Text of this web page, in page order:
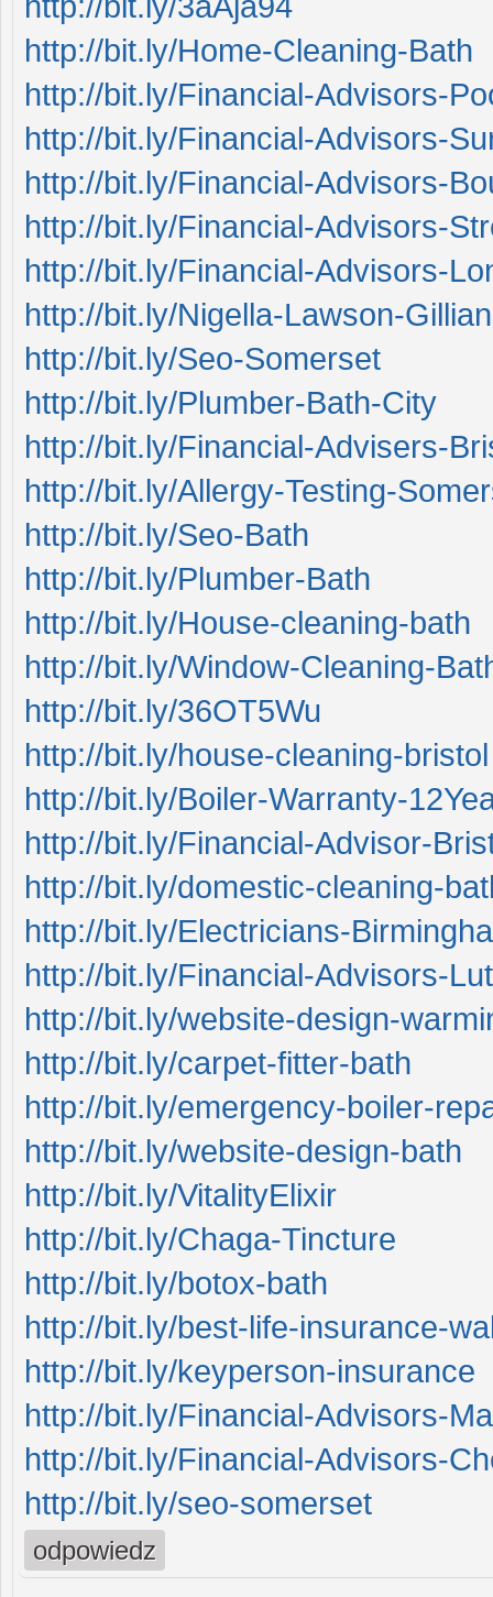
http://bit.ly/Home-Cleaning-Bath
http://bit.ly/Financial-Advisors-
http://bit.ly/Financial-Advisors-
http://bit.ly/Financial-Advisors-
http://bit.ly/Financial-Advisors-
http://bit.ly/Financial-Advisors-
http://bit.ly/Nigella-Lawson-
http://bit.ly/Seo-Somerset
http://bit.ly/Plumber-Bath-City
http://bit.ly/Financial-Advisers-
http://bit.ly/Allergy-Testing-
http://bit.ly/Seo-Bath
http://bit.ly/Plumber-Bath
http://bit.ly/House-cleaning-bath
http://bit.ly/Window-Cleaning-
http://bit.ly/36OT5Wu
http://bit.ly/house-cleaning-bristol
http://bit.ly/Boiler-Warranty-
http://bit.ly/Financial-Advisor-
http://bit.ly/domestic-cleaning-
http://bit.ly/Electricians-
http://bit.ly/Financial-Advisors-
http://bit.ly/website-design-
http://bit.ly/carpet-fitter-bath
http://bit.ly/emergency-boiler-
http://bit.ly/website-design-bath
http://bit.ly/VitalityElixir
http://bit.ly/Chaga-Tincture
http://bit.ly/botox-bath
http://bit.ly/best-life-insurance-
http://bit.ly/keyperson-insurance
http://bit.ly/Financial-Advisors-
http://bit.ly/Financial-Advisors-
http://bit.ly/seo-somerset
odpowiedz